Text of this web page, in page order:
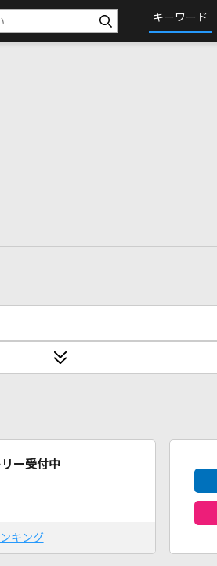
キーワード
ー受付中
キング